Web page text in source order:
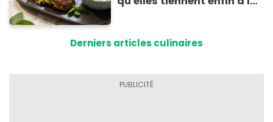
Derniers articles culinaires